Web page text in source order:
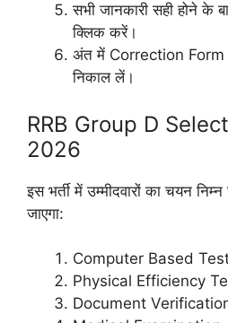
सभी जानकारी सही होने के
क्लिक करें।
अंत में Correction Form
निकाल लें।
RRB Group D
2026
इस भर्ती में उम्मीदवारों का चयन
जाएगा:
Computer Based
Physical Efficiency
Document